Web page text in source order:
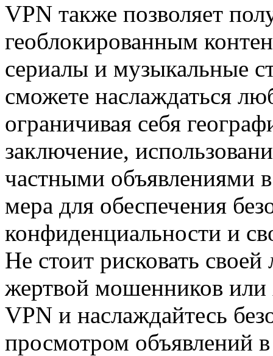
VPN также позволяет
геоблокированным
сериалы и музыкальные
сможете наслаждаться
ограничивая себя
заключение,
частными объявлениями
мера для обеспечения
конфиденциальности и
Не стоит рисковать
жертвой мошенников или
VPN и наслаждайтесь
просмотром объявлений в